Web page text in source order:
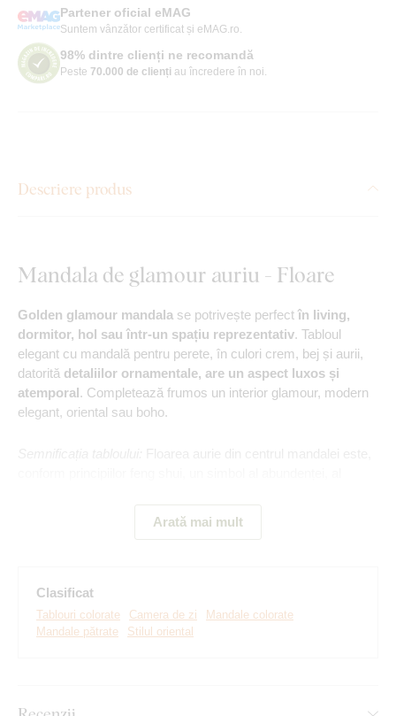
Partener oficial eMAG
Suntem vânzător certificat și eMAG.ro.
98% dintre clienți ne recomandă
Peste 70.000 de clienți au încredere în noi.
Descriere produs
Mandala de glamour auriu - Floare
Golden glamour mandala se potrivește perfect în living,
dormitor, hol sau într-un spațiu reprezentativ. Tabloul
elegant cu mandală pentru perete, în culori crem, bej și aurii,
datorită detaliilor ornamentale, are un aspect luxos și
atemporal. Completează frumos un interior glamour, modern
elegant, oriental sau boho.
Arată mai mult
Clasificat
Tablouri colorate Camera de zi
Mandale colorate
Mandale pătrate
Stilul oriental